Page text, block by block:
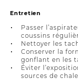
Entretien
Passer
coussins
Nettoyer les
Conserver la
gonflant en les
Éviter
sources de